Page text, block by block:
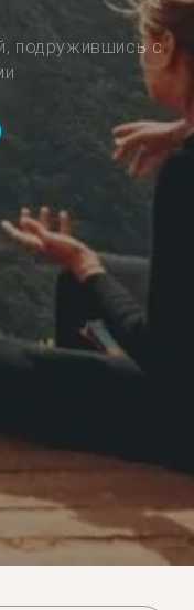
подружившись с